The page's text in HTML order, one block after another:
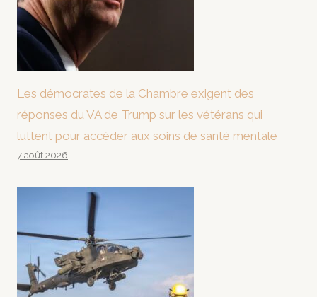
Les démocrates de la Chambre exigent des
réponses du VA de Trump sur les vétérans qui
luttent pour accéder aux soins de santé mentale
7 août 2026